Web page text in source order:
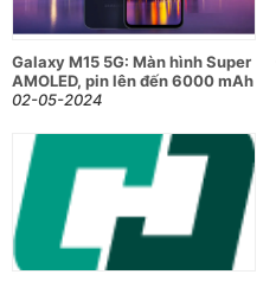
Galaxy M15 5G: Màn hình Super
AMOLED, pin lên đến 6000 mAh
02-05-2024